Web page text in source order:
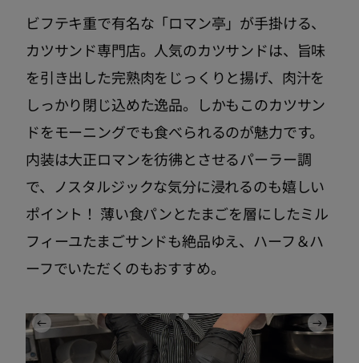
ビフテキ重で有名な「ロマン亭」が手掛ける、
カツサンド専門店。人気のカツサンドは、旨味
を引き出した完熟肉をじっくりと揚げ、肉汁を
しっかり閉じ込めた逸品。しかもこのカツサン
ドをモーニングでも食べられるのが魅力です。
内装は大正ロマンを彷彿とさせるパーラー調
で、ノスタルジックな気分に浸れるのも嬉しい
ポイント！ 薄い食パンとたまごを層にしたミル
フィーユたまごサンドも絶品ゆえ、ハーフ＆ハ
ーフでいただくのもおすすめ。